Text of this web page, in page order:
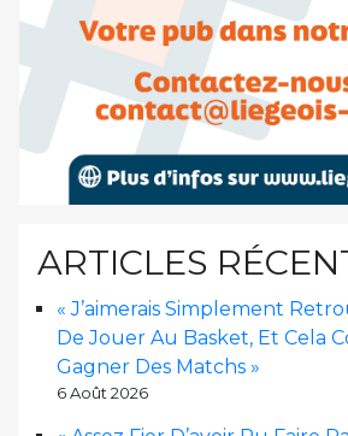
ARTICLES
« J’aimerais Simplement
De Jouer Au Basket, Et Cela
Gagner Des Matchs »
6 Août 2026